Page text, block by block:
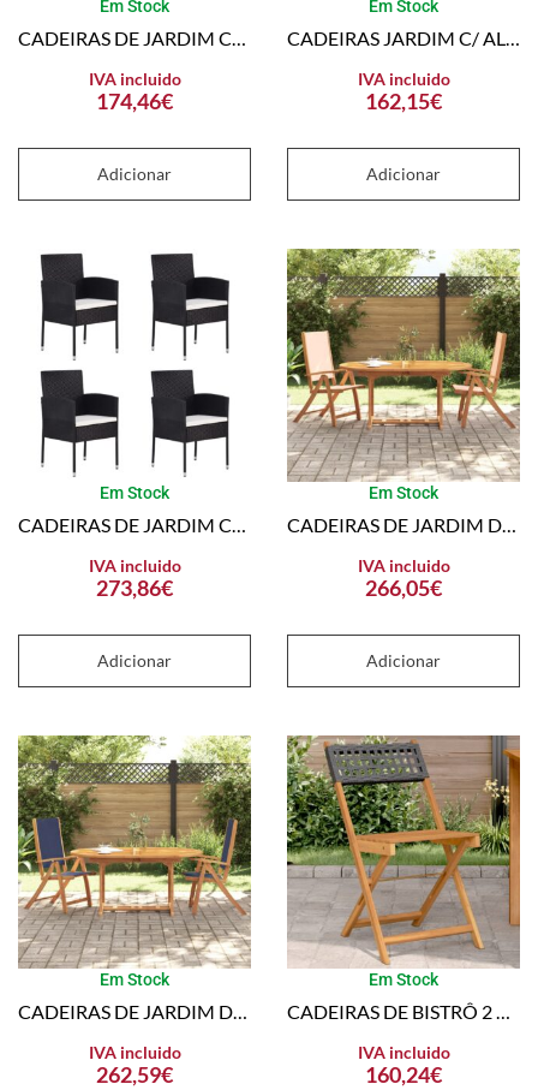
Em Stock
174,46€
IVA incluido
Adicionar
Em Stock
162,15€
IVA incluido
Adicionar
Em Stock
273,86€
IVA incluido
Adicionar
Em Stock
266,05€
IVA incluido
Adicionar
Em Stock
262,59€
IVA incluido
Em Stock
160,24€
IVA incluido